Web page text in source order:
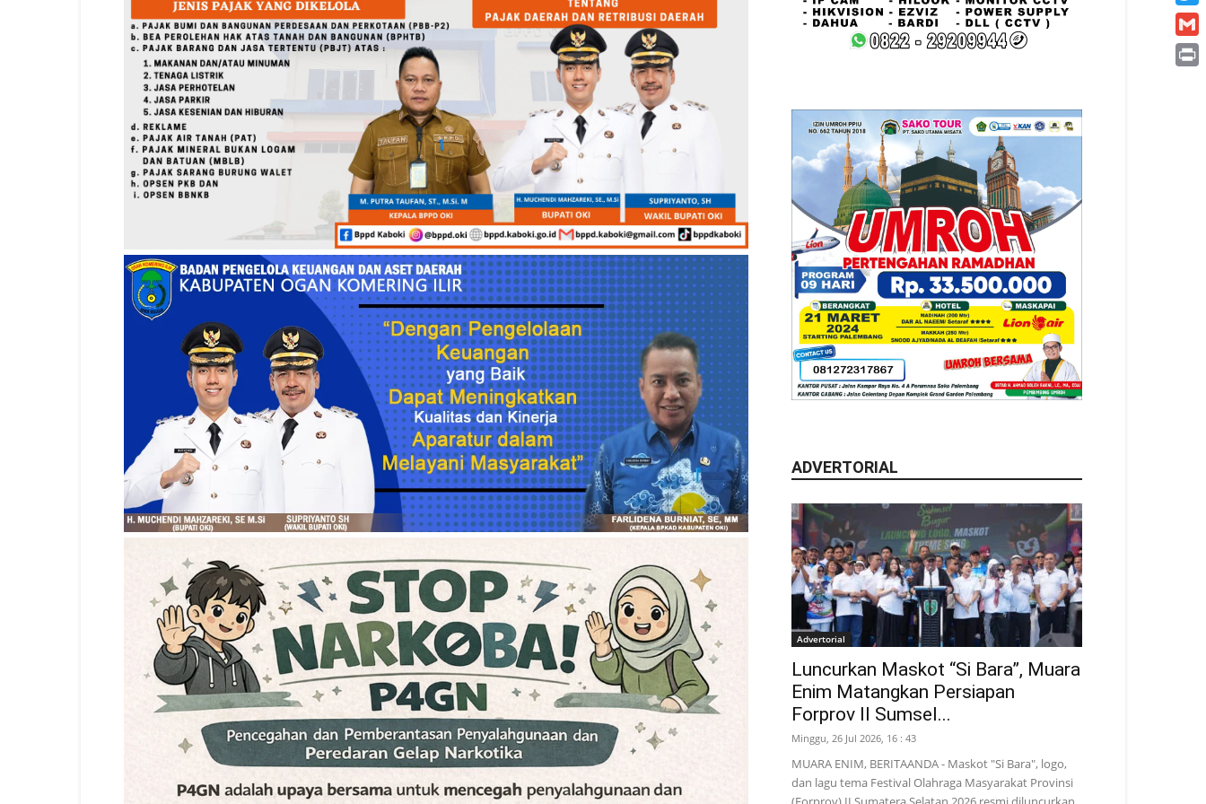
ADVERTORIAL
Advertorial
Luncurkan Maskot “Si Bara”, Muara
Enim Matangkan Persiapan
Forprov II Sumsel...
Minggu, 26 Jul 2026, 16 : 43
MUARA ENIM, BERITAANDA - Maskot "Si Bara", logo,
dan lagu tema Festival Olahraga Masyarakat Provinsi